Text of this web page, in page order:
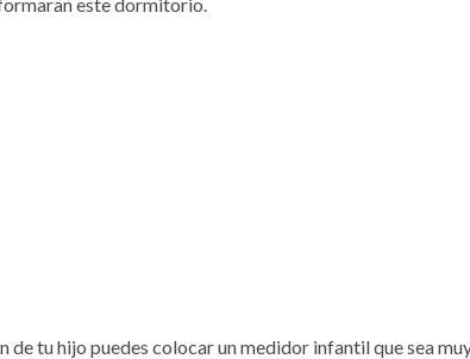
de tu hijo puedes colocar un medidor infantil que sea